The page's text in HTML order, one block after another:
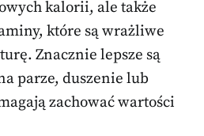
kalorii, ale także
które są wrażliwe
Znacznie lepsze są
parze, duszenie lub
zachować wartości